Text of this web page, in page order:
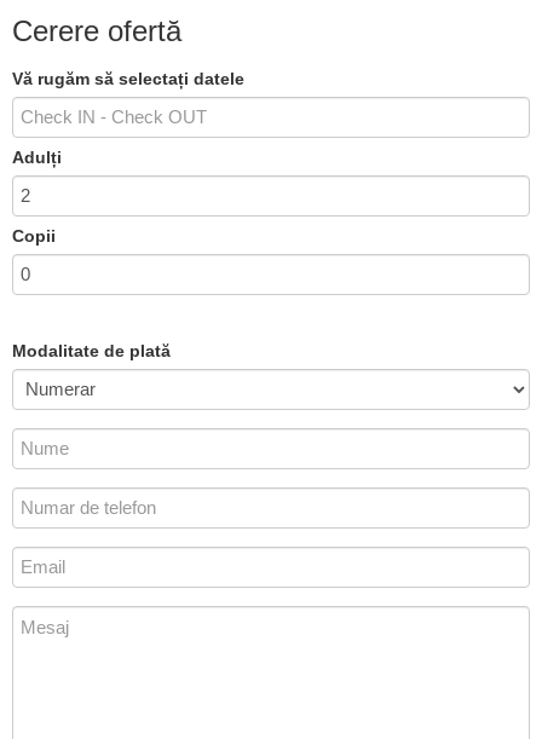
Cerere ofertă
Vă rugăm să selectați datele
Adulți
Copii
Modalitate de plată